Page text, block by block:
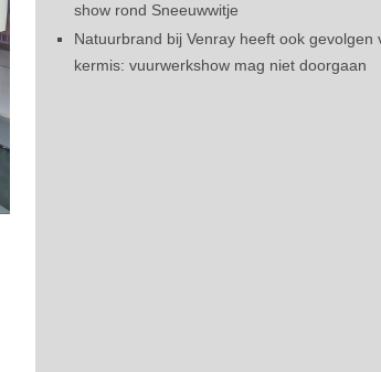
show rond Sneeuwwitje
Natuurbrand bij Venray heeft ook gevolgen
kermis: vuurwerkshow mag niet doorgaan